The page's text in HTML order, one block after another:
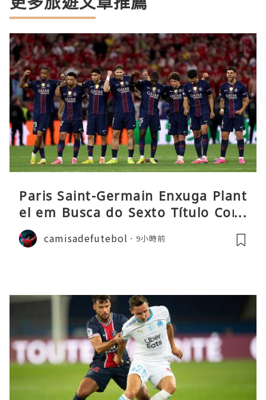
Paris Saint-Germain Enxuga Plant
el em Busca do Sexto Título Cons
ecutivo da Liga
camisadefutebol 9小時前